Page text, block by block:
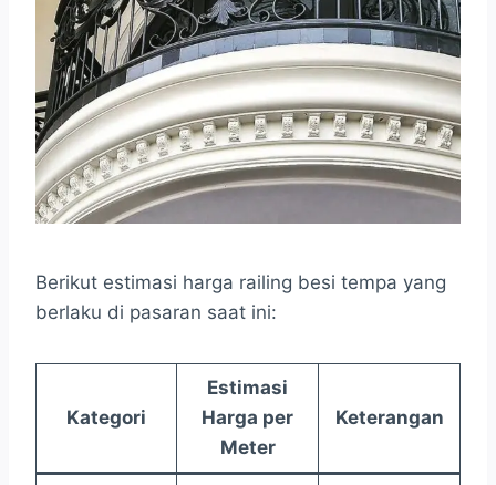
Berikut estimasi harga railing besi tempa yang
berlaku di pasaran saat ini:
Kategori
Estimasi
Harga per
Meter
Keterangan